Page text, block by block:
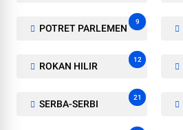
POTRET PARLEMEN
9
ROKAN HILIR
12
SERBA-SERBI
21